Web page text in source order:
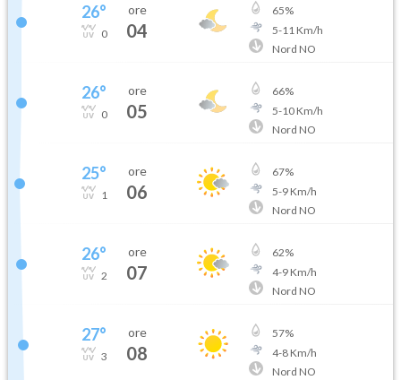
26°
0
ore
04
65%
5-11 Km/h
Nord NO
26°
0
ore
05
66%
5-10Km/h
Nord NO
25°
1
ore
06
67%
5-9Km/h
Nord NO
26°
2
ore
07
62%
4-9Km/h
Nord NO
27°
3
ore
08
57%
4-8Km/h
Nord NO